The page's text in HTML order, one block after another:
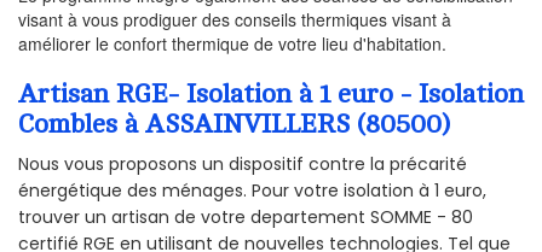
visant à vous prodiguer des conseils thermiques visant à
améliorer le confort thermique de votre lieu d'habitation.
Artisan RGE- Isolation à 1 euro - Isolation
Combles à ASSAINVILLERS (80500)
Nous vous proposons un dispositif contre la précarité
énergétique des ménages. Pour votre isolation à 1 euro,
trouver un artisan de votre departement SOMME - 80
certifié RGE en utilisant de nouvelles technologies. Tel que